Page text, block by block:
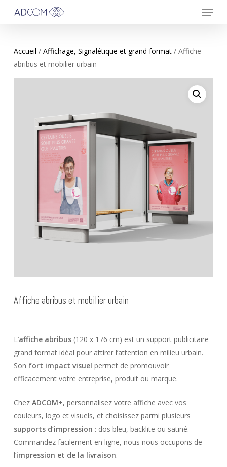
Menu
Accueil / Affichage, Signalétique et grand format/ Affiche
abribus et mobilier urbain
Affiche abribus et mobilier urbain
L’affiche abribus(120 x 176 cm) est un support publicitaire
grand format idéal pour attirer l’attention en milieu urbain.
Son fort impact visuel permet de promouvoir
efficacement votre entreprise, produit ou marque.
Chez ADCOM+, personnalisez votre affiche avec vos
couleurs, logo et visuels, et choisissez parmi plusieurs
supports d’impression : dos bleu, backlite ou satiné.
Commandez facilement en ligne, nous nous occupons de
l’impression et de la livraison.